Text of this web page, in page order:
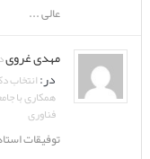
عالی ...
مهدی غرویدر
در:انتخاب
فناوری
توفیقات